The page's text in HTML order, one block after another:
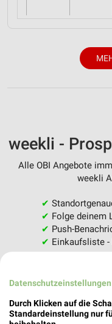
weekli -
Alle OBI Angebote
weekli
✔
✔ Folge deinem
✔ Push-
✔ Einkaufsliste
JETZT
Datenschutzeinstellungen
Durch Klicken auf die
Standardeinstellung nur